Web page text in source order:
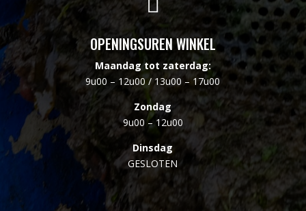
OPENINGSUREN WINKEL
Maandag tot zaterdag:
9u00 – 12u00 / 13u00 – 17u00
Zondag
9u00 – 12u00
Dinsdag
GESLOTEN